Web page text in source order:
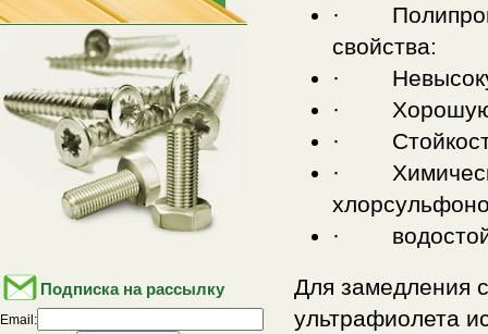
·
свойства:
·
· Хорошую
·
·
·
Для замедления
ультрафиолета
Подписка на рассылку
Email: